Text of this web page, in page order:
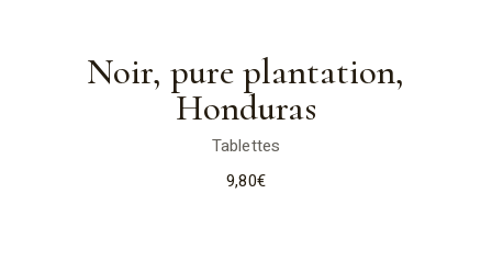
Noir, pure plantation,
Honduras
Tablettes
9,80€